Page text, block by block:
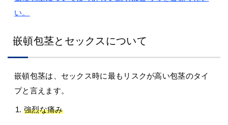
い。
嵌頓包茎とセックスについて
嵌頓包茎は、セックス時に最もリスクが高い包茎のタイ
プと言えます。
強烈な痛み